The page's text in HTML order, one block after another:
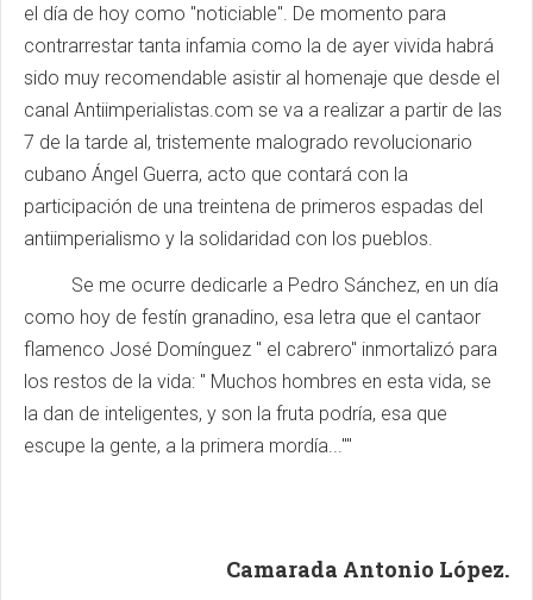
el día de hoy como "noticiable". De momento para
contrarrestar tanta infamia como la de ayer vivida habrá
sido muy recomendable asistir al homenaje que desde el
canal Antiimperialistas.com se va a realizar a partir de las
7 de la tarde al, tristemente malogrado revolucionario
cubano Ángel Guerra, acto que contará con la
participación de una treintena de primeros espadas del
antiimperialismo y la solidaridad con los pueblos.
Se me ocurre dedicarle a Pedro Sánchez, en un día
como hoy de festín granadino, esa letra que el cantaor
flamenco José Domínguez " el cabrero" inmortalizó para
los restos de la vida: " Muchos hombres en esta vida, se
la dan de inteligentes, y son la fruta podría, esa que
escupe la gente, a la primera mordía...""
Camarada Antonio López.